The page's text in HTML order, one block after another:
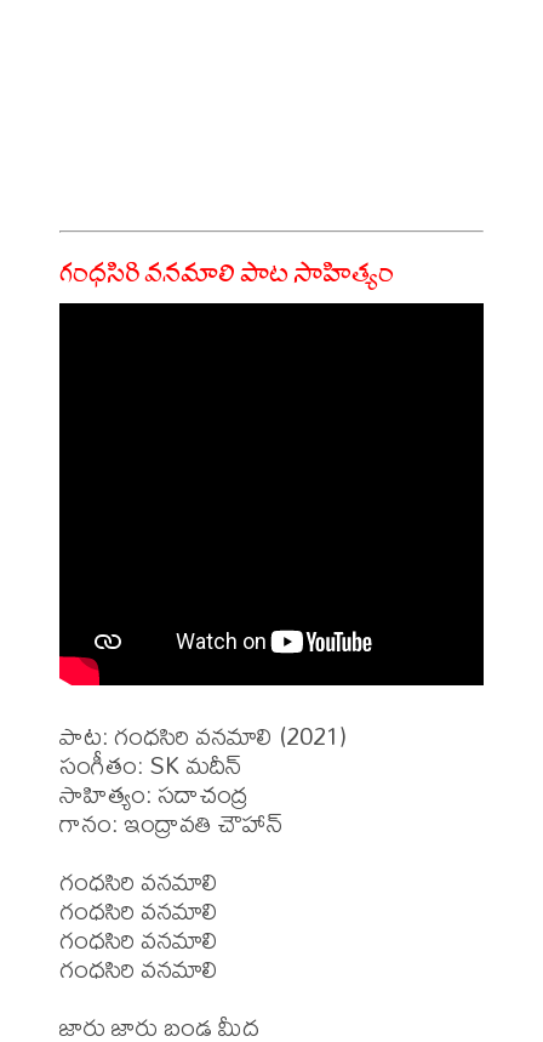
గంధసిరి వనమాలి పాట సాహిత్యం
పాట: గంధసిరి వనమాలి (2021)
సంగీతం: SK మదీన్
సాహిత్యం: సదాచంద్ర
గానం: ఇంద్రావతి చౌహాన్
గంధసిరి వనమాలి
గంధసిరి వనమాలి
గంధసిరి వనమాలి
గంధసిరి వనమాలి
జారు జారు బండ మీద